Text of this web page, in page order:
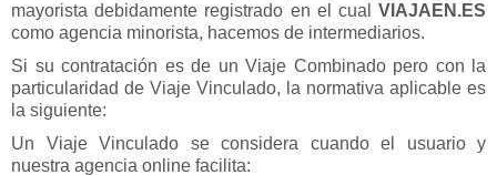
mayorista debidamente registrado en el cual VIAJAEN.ES
como agencia minorista, hacemos de intermediarios.
Si su contratación es de un Viaje Combinado pero con la
particularidad de Viaje Vinculado, la normativa aplicable es
la siguiente:
Un Viaje Vinculado se considera cuando el usuario y
nuestra agencia online facilita: